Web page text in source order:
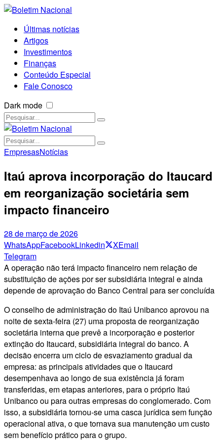
Últimas notícias
Artigos
Investimentos
Finanças
Conteúdo Especial
Fale Conosco
Dark mode
EmpresasNotícias
Itaú aprova incorporação do Itaucard
em reorganização societária sem
impacto financeiro
28 de março de 2026
WhatsAppFacebookLinkedin XEmail
Telegram
A operação não terá impacto financeiro nem relação de
substituição de ações por ser subsidiária integral e ainda
depende de aprovação do Banco Central para ser concluída
O conselho de administração do Itaú Unibanco aprovou na
noite de sexta-feira (27) uma proposta de reorganização
societária interna que prevê a incorporação e posterior
extinção do Itaucard, subsidiária integral do banco. A
decisão encerra um ciclo de esvaziamento gradual da
empresa: as principais atividades que o Itaucard
desempenhava ao longo de sua existência já foram
transferidas, em etapas anteriores, para o próprio Itaú
Unibanco ou para outras empresas do conglomerado. Com
isso, a subsidiária tornou-se uma casca jurídica sem função
operacional ativa, o que tornava sua manutenção um custo
sem benefício prático para o grupo.